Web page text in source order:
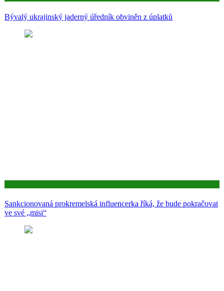
Bývalý ukrajinský jaderný úředník obviněn z úplatků
Sankcionovaná prokremelská influencerka říká, že bude pokračovat
ve své „misi“